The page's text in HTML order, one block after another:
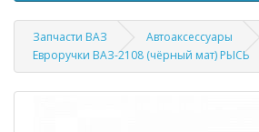
Запчасти ВАЗ Автоаксессуары
Евроручки ВАЗ-2108 (чёрный мат) РЫСЬ